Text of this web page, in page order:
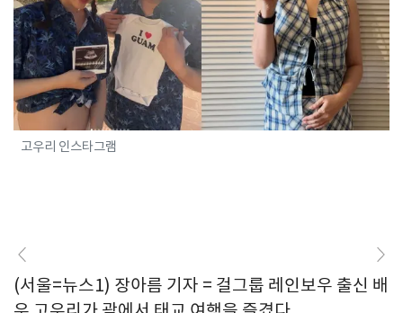
고우리 인스타그램
(서울=뉴스1) 장아름 기자 = 걸그룹 레인보우 출신 배